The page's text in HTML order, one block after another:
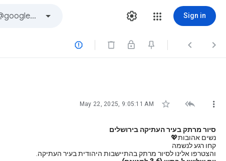
Sign in
  
May 22, 2025, 9:05:11 AM   
סיור מרתק בעיר העתיקה בירושלים
נשים אהובות💖
קחו רגע לנשמה
והצטרפו אלינו לסיור מרתק בהתיישבות היהודית בעיר העתיקה.